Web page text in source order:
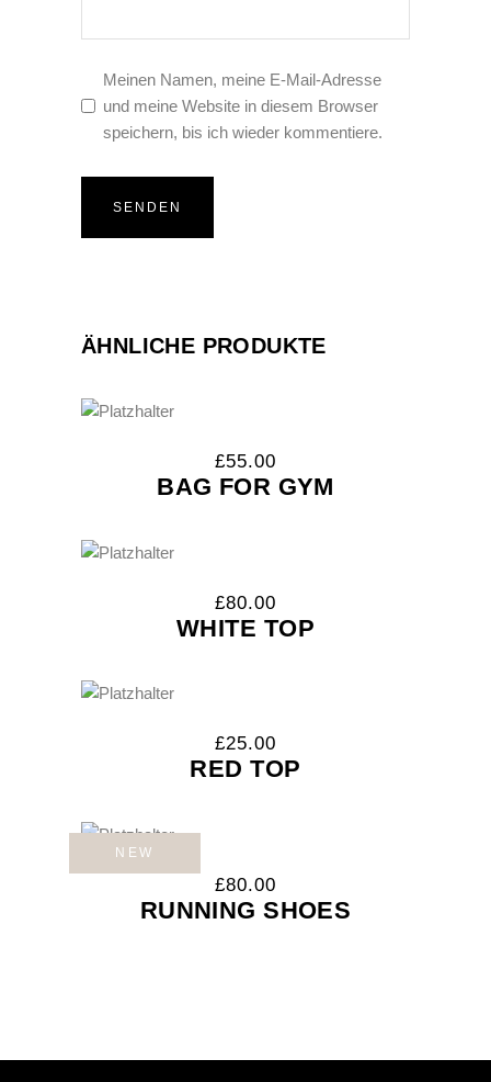
Meinen Namen, meine E-Mail-Adresse
und meine Website in diesem Browser
speichern, bis ich wieder kommentiere.
ÄHNLICHE PRODUKTE
£55.00
BAG FOR GYM
£80.00
WHITE TOP
£25.00
RED TOP
NEW
£80.00
RUNNING SHOES